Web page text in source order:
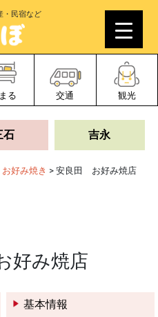
・民宿など
る 交通 観光
石 吉永
お好み焼き > 安良田 お好み焼店
好み焼店
基本情報